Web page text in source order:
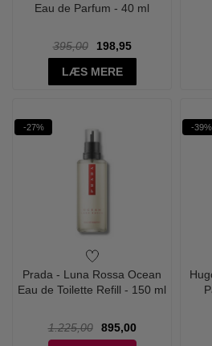
Eau de Parfum - 40 ml
395,00
198,95
LÆS MERE
-27%
Prada - Luna Rossa Ocean
Eau de Toilette Refill - 150 ml
1.225,00
895,00
-39%